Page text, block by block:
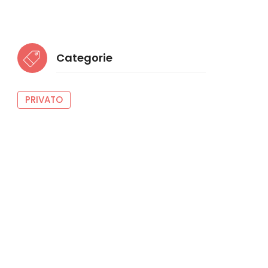
Categorie
PRIVATO